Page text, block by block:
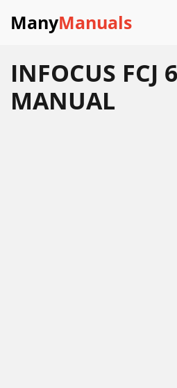
ManyManuals
INFOCUS FCJ
MANUAL